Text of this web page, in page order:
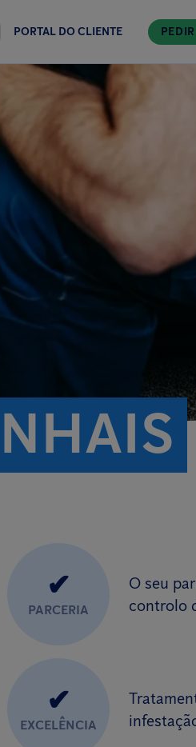
PORTAL DO CLIENTE
✔
PARCERIA
O seu
controlo
✔
EXCELÊNCIA